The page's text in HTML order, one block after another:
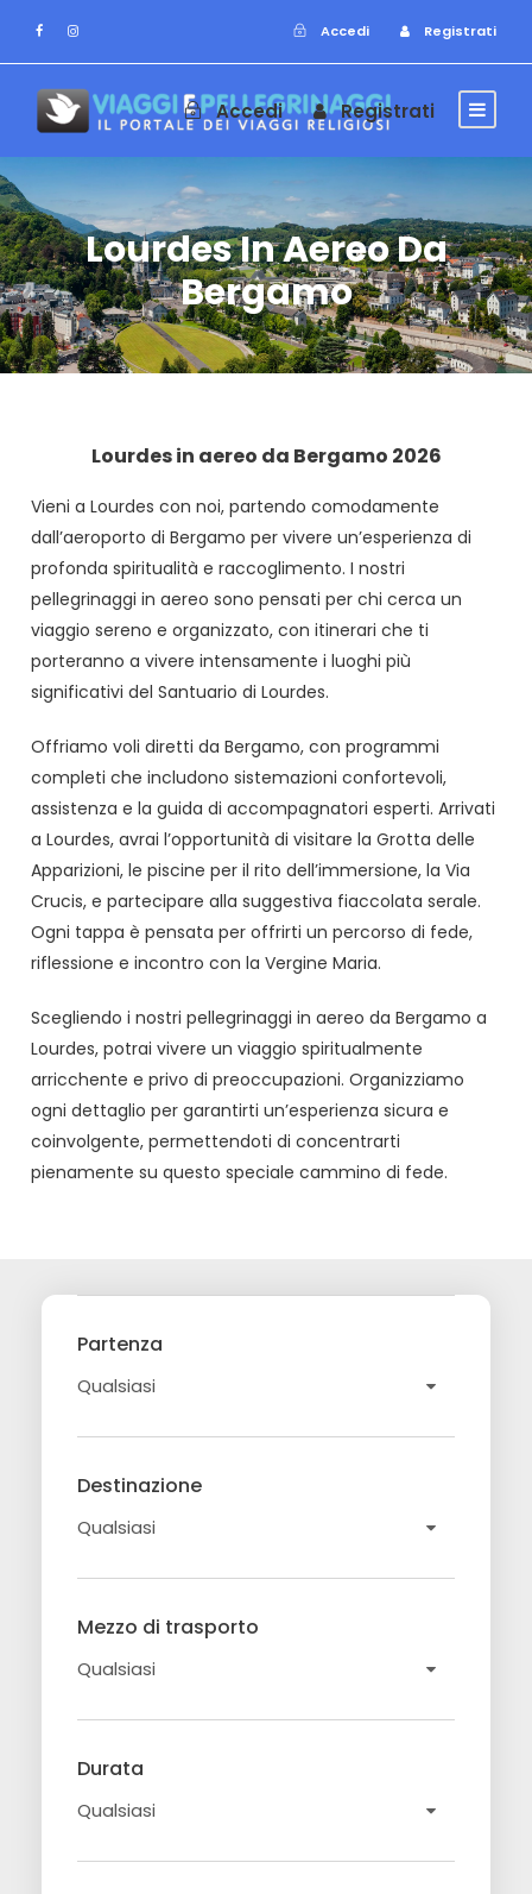
Accedi Registrati
Accedi Registrati
Lourdes In Aereo Da
Bergamo
Lourdes in aereo da Bergamo 2026
Vieni a Lourdes con noi, partendo comodamente
dall’aeroporto di Bergamo per vivere un’esperienza di
profonda spiritualità e raccoglimento. I nostri
pellegrinaggi in aereo sono pensati per chi cerca un
viaggio sereno e organizzato, con itinerari che ti
porteranno a vivere intensamente i luoghi più
significativi del Santuario di Lourdes.
Offriamo voli diretti da Bergamo, con programmi
completi che includono sistemazioni confortevoli,
assistenza e la guida di accompagnatori esperti. Arrivati
a Lourdes, avrai l’opportunità di visitare la Grotta delle
Apparizioni, le piscine per il rito dell’immersione, la Via
Crucis, e partecipare alla suggestiva fiaccolata serale.
Ogni tappa è pensata per offrirti un percorso di fede,
riflessione e incontro con la Vergine Maria.
Scegliendo i nostri pellegrinaggi in aereo da Bergamo a
Lourdes, potrai vivere un viaggio spiritualmente
arricchente e privo di preoccupazioni. Organizziamo
ogni dettaglio per garantirti un’esperienza sicura e
coinvolgente, permettendoti di concentrarti
pienamente su questo speciale cammino di fede.
Partenza
Destinazione
Mezzo di trasporto
Durata